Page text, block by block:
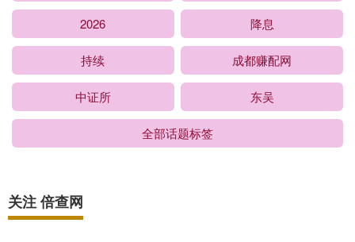
2026 降息
持续 成都赚配网
中证所 东吴
全部话题标签
关注 倍查网